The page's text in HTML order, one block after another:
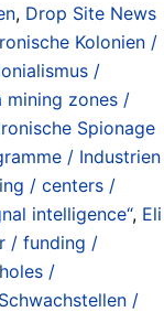
, Drop Site News
Kolonien /
/
mining zones /
Spionage
/ Industrien
/ centers /
intelligence“, Eli
/ funding /
/
/